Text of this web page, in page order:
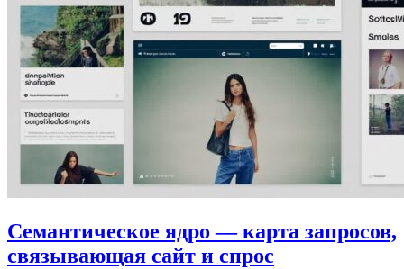
Семантическое ядро — карта запросов,
связывающая сайт и спрос